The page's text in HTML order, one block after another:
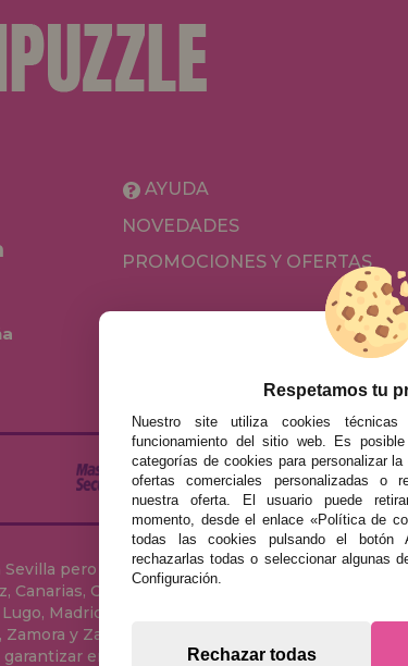
AYUDA
NOVEDADES
PROMOCIONES Y OFERTAS
pero enviamos tus puzzles a cualquier
Canarias, Cantabria, Castellón, Ceuta, Ciudad
Madrid, Málaga, Melilla, Murcia, Navarra,
y Zaragoza.
entregas rápidas en territorio
Respetamos tu
Nuestro site utiliza cookies
funcionamiento del sitio web. Es
categorías de cookies para personalizar
ofertas comerciales personalizadas o
nuestra oferta. El usuario puede
momento, desde el enlace «Política de
todas las cookies pulsando el botón
rechazarlas todas o seleccionar algunas
Configuración.
Rechazar todas